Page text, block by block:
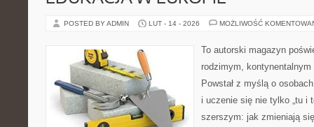
POSTED BY ADMIN LUT - 14 - 2026 MOŻLIWOŚĆ
To autorski magazyn
rodzimym,
Powstał z myślą o
i uczenie się nie tylko „tu i
szerszym: jak zmieniają